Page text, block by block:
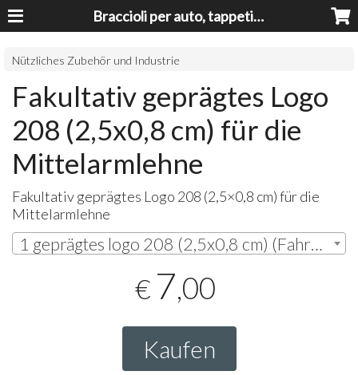
Braccioli per auto, tappeti auto, accessori auto MADE IN ITALY - Armrests, Mittelarmlehnen, Accoundoirs
Nützliches Zubehör und Industrie
Fakultativ geprägtes Logo
208 (2,5x0,8 cm) für die
Mittelarmlehne
Fakultativ geprägtes Logo 208 (2,5×0,8 cm) für die
Mittelarmlehne
1 geprägtes logo 208 (2,5x0,8 cm) (Fahrerseite) | € 7,00
€ 7,00
Kaufen